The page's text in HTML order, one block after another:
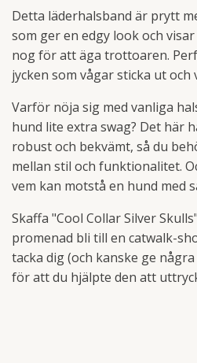
Detta läderhalsband är prytt
som ger en edgy look och
nog för att äga trottoaren.
jycken som vågar sticka ut och
Varför nöja sig med vanliga
hund lite extra swag? Det här
robust och bekvämt, så du
mellan stil och funktionalitet.
vem kan motstå en hund med
Skaffa "Cool Collar Silver
promenad bli till en catwalk-
tacka dig (och kanske ge
för att du hjälpte den att